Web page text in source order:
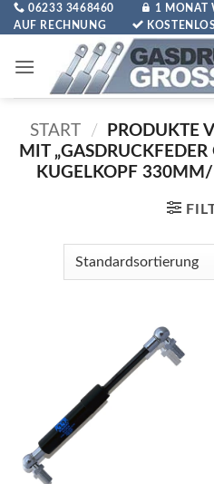
Zum
Inhalt
06233 3468460 1
AUF RECHNUNG
START /
PRODUKTE
MIT
KUGELKOPF